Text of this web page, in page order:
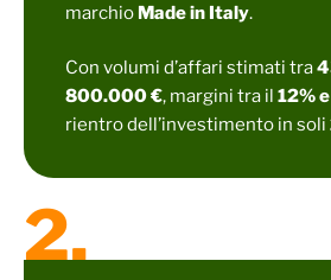
marchio Made in Italy.
Con volumi d’affari stimati tra
800.000 €, margini tra il 12%
rientro dell’investimento in soli
2.